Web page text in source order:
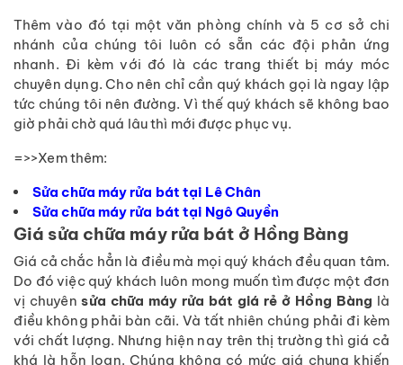
Thêm vào đó tại một văn phòng chính và 5 cơ sở chi
nhánh của chúng tôi luôn có sẵn các đội phản ứng
nhanh. Đi kèm với đó là các trang thiết bị máy móc
chuyên dụng. Cho nên chỉ cần quý khách gọi là ngay lập
tức chúng tôi nên đường. Vì thế quý khách sẽ không bao
giờ phải chờ quá lâu thì mới được phục vụ.
=>>Xem thêm:
Sửa chữa máy rửa bát tại Lê Chân
Sửa chữa máy rửa bát tại Ngô Quyền
Giá sửa chữa máy rửa bát ở Hồng Bàng
Giá cả chắc hẳn là điều mà mọi quý khách đều quan tâm.
Do đó việc quý khách luôn mong muốn tìm được một đơn
vị chuyênsửa chữa máy rửa bát giá rẻ ở Hồng Bàng là
điều không phải bàn cãi. Và tất nhiên chúng phải đi kèm
với chất lượng. Nhưng hiện nay trên thị trường thì giá cả
khá là hỗn loạn. Chúng không có mức giá chung khiến